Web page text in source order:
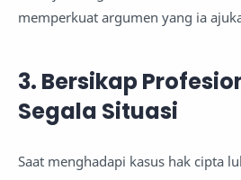
memperkuat argumen yang ia
3. Bersikap
Segala Situasi
Saat menghadapi kasus hak cipta